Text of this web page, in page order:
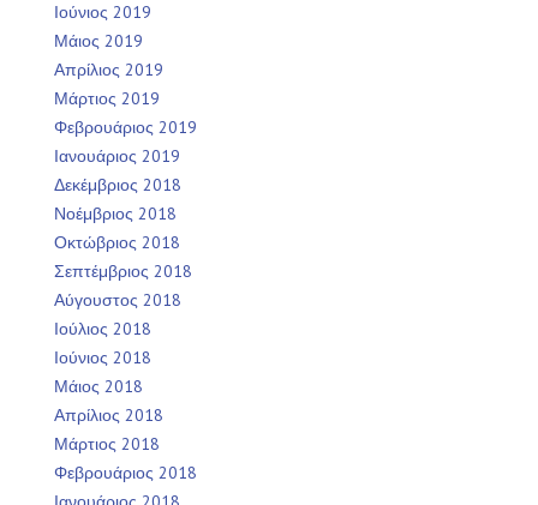
Ιούνιος 2019
Μάιος 2019
Απρίλιος 2019
Μάρτιος 2019
Φεβρουάριος 2019
Ιανουάριος 2019
Δεκέμβριος 2018
Νοέμβριος 2018
Οκτώβριος 2018
Σεπτέμβριος 2018
Αύγουστος 2018
Ιούλιος 2018
Ιούνιος 2018
Μάιος 2018
Απρίλιος 2018
Μάρτιος 2018
Φεβρουάριος 2018